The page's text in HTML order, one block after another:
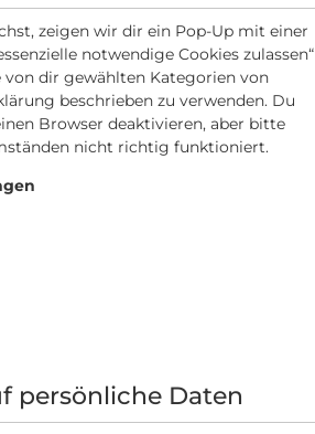
zeigen wir dir ein Pop-Up mit einer
notwendige Cookies zulassen“
von dir gewählten Kategorien von
beschrieben zu verwenden. Du
Browser deaktivieren, aber bitte
nicht richtig funktioniert.
persönliche Daten